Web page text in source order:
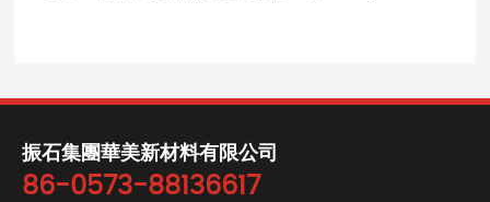
振石集團華美新材料有限公司
86-0573-88136617